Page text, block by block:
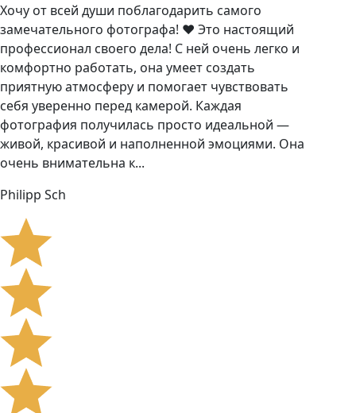
Хочу от всей души поблагодарить самого
замечательного фотографа! ❤️ Это настоящий
профессионал своего дела! С ней очень легко и
комфортно работать, она умеет создать
приятную атмосферу и помогает чувствовать
себя уверенно перед камерой. Каждая
фотография получилась просто идеальной —
живой, красивой и наполненной эмоциями. Она
очень внимательна к...
Philipp Sch